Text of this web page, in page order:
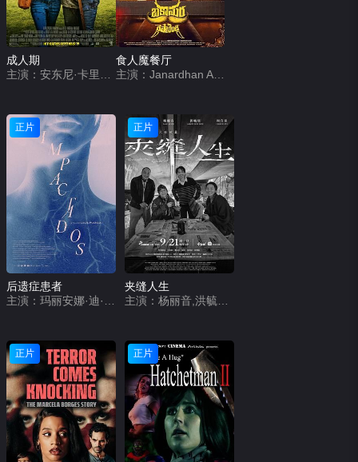
成人期
主演：安东尼·卡里根,卡雅·斯考达里奥,乔什·加德,比莉·洛德,亚历克斯·温特,Chris Candy,Leandro Vigueras,Nck Name,Jinny Wong
食人魔餐厅
主演：Janardhan Achari
正片
后遗症患者
正片
夹缝人生
正片 正片